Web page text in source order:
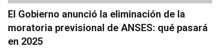
El Gobierno anunció la eliminación de la
moratoria previsional de ANSES: qué pasará
en 2025